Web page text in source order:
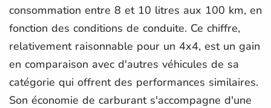
consommation entre 8 et 10 litres aux 100 km, en
fonction des conditions de conduite. Ce chiffre,
relativement raisonnable pour un 4x4, est un gain
en comparaison avec d'autres véhicules de sa
catégorie qui offrent des performances similaires.
Son économie de carburant s'accompagne d'une